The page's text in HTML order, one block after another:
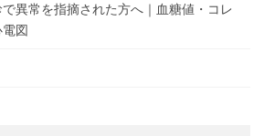
で異常を指摘された方へ｜血糖値・コレ
図